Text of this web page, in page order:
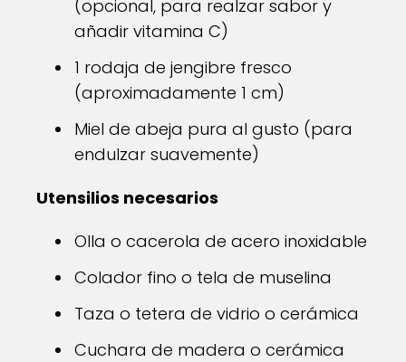
(opcional, para realzar sabor y
añadir vitamina C)
1 rodaja de jengibre fresco
(aproximadamente 1 cm)
Miel de abeja pura al gusto (para
endulzar suavemente)
Utensilios necesarios
Olla o cacerola de acero inoxidable
Colador fino o tela de muselina
Taza o tetera de vidrio o cerámica
Cuchara de madera o cerámica